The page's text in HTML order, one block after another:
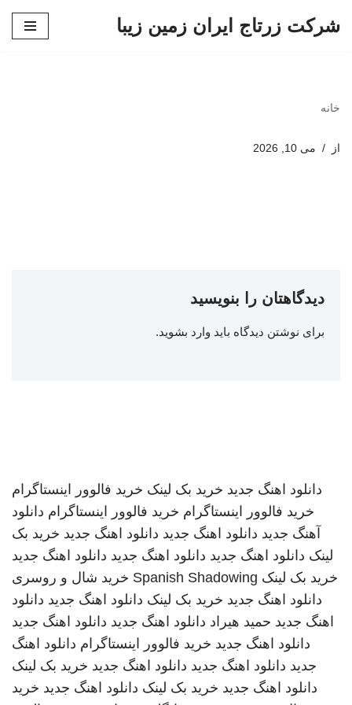
شرکت زرتاج ایران زمین زیبا
خانه
از می 10, 2026
دیدگاهتان را بنویسید
برای نوشتن دیدگاه باید وارد بشوید.
دانلود اهنگ جدید خرید بک لینک خرید فالوور اینستاگرام
خرید فالوور اینستاگرام خرید فالوور اینستاگرام دانلود
آهنگ جدید دانلود اهنگ جدید دانلود اهنگ جدید خرید بک
لینک دانلود اهنگ جدید دانلود اهنگ جدید دانلود اهنگ جدید
خرید بک لینک Spanish Shadowing خرید شال و روسری
دانلود اهنگ جدید خرید بک لینک دانلود اهنگ جدید دانلود
اهنگ جدید حمید هیراد دانلود اهنگ جدید دانلود اهنگ جدید
دانلود اهنگ جدید خرید فالوور اینستاگرام دانلود اهنگ
جدید دانلود اهنگ جدید دانلود اهنگ جدید خرید بک لینک
دانلود اهنگ جدید خرید بک لینک دانلود اهنگ جدید خرید